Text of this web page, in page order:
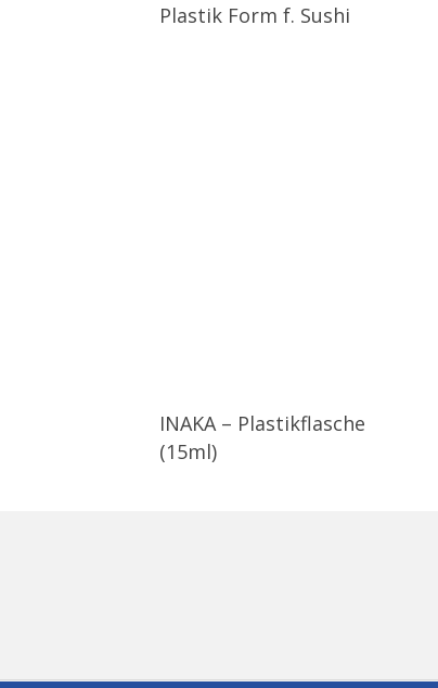
Plastik Form f. Sushi
INAKA – Plastikflasche
(15ml)